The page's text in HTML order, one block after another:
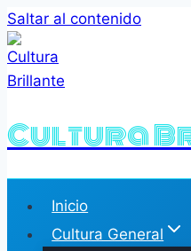
Saltar al contenido
Cultura
Inicio
Cultura General